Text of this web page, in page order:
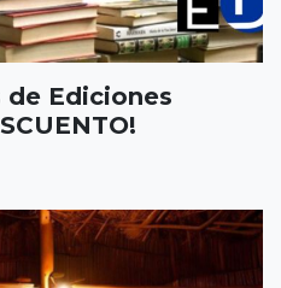
Ediciones